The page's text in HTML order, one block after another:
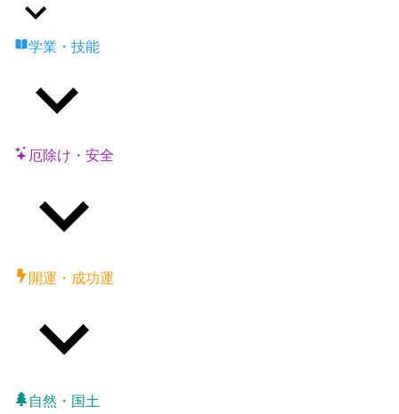
学業・技能
厄除け・安全
開運・成功運
自然・国土